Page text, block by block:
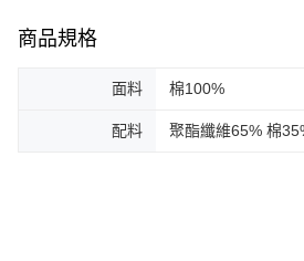
商品規格
面料 棉100%
配料 聚酯纖維65% 棉